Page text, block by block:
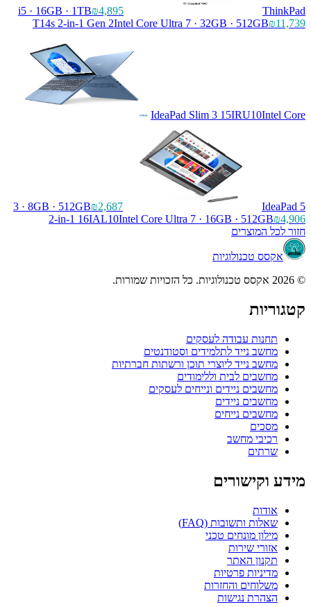
i5 · 16GB · 1TB₪4,895
ThinkPad
T14s 2-in-1 Gen 2Intel Core Ultra 7 · 32GB · 512GB₪11,739
IdeaPad Slim 3 15IRU10Intel Core
3 · 8GB · 512GB₪2,687
IdeaPad 5
2-in-1 16IAL10Intel Core Ultra 7 · 16GB · 512GB₪4,906
חזור לכל המוצרים
אקסס טכנולוגיות
© 2026 אקסס טכנולוגיות. כל הזכויות שמורות.
קטגוריות
תחנות עבודה לעסקים
מחשב נייד לתלמידים וסטודנטים
מחשב נייד ליוצרי תוכן ורשתות חברתיות
מחשבים לבית וללימודים
מחשבים ניידים ונייחים לעסקים
מחשבים ניידים
מחשבים נייחים
מסכים
רכיבי מחשב
שרתים
מידע וקישורים
אודות
שאלות ותשובות (FAQ)
מילון מונחים טכני
אזורי שירות
תקנון האתר
מדיניות פרטיות
משלוחים והחזרות
הצהרת נגישות